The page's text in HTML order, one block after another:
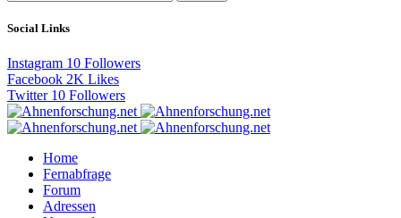
Social Links
Instagram 10 Followers
Facebook 2K Likes
Twitter 10 Followers
Home
Fernabfrage
Forum
Adressen